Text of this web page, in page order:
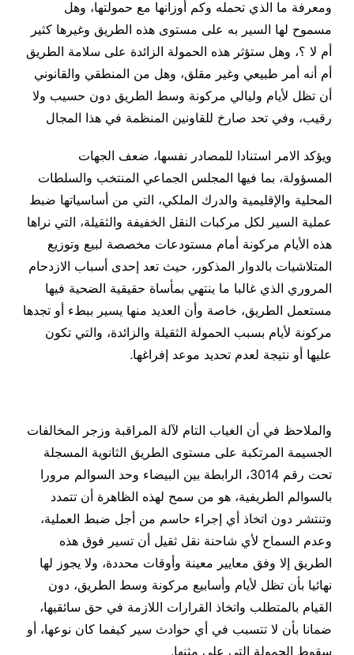
ومعرفة ما الذي تحمله وكم أوزانها مع حمولتها، وهل
مسموح لها السير به على مستوى هذه الطريق وغيرها كثير
أم لا ؟، وهل ستؤثر هذه الحمولة الزائدة على سلامة الطريق
أم أنه أمر طبيعي وغير مقلق، وهل من المنطقي والقانوني
أن تظل لأيام وليالي مركونة وسط الطريق دون حسيب ولا
رقيب، وفي تحد صارخ للقاونين المنظمة في هذا المجال
ويؤكد الامر استنادا للمصادر نفسها، ضعف الجهات
المسؤولة، بما فيها المجلس الجماعي المنتخب والسلطات
المحلية والإقليمية والدرك الملكي، التي من أساسياتها ضبط
عملية السير لكل مركبات النقل الخفيفة والثقيلة، التي نراها
هذه الأيام مركونة أمام مستودعات مخصصة لبيع وتوزيع
المتلاشيات بالدوار المذكور، حيث تعد إحدى أسباب الازدحام
المروري الذي غالبا ما ينتهي بمأساة حقيقية الضحية فيها
مستعمل الطريق، خاصة وأن العديد منها يسير ببطء أو تجدها
مركونة لأيام بسبب الحمولة الثقيلة والزائدة، والتي تكون
عليها أو نتيجة لعدم تحديد موعد إفراغها.
والملاحظ في أن الغياب التام لآلة المراقبة وزجر المخالفات
الجسيمة المرتكبة على مستوى الطريق الثانوية المسجلة
تحت رقم 3014، الرابطة بين البيضاء وحد السوالم مرورا
بالسوالم الطريفية، هو من سمح لهذه الظاهرة أن تتمدد
وتنتشر دون اتخاذ أي إجراء حاسم من أجل ضبط العملية،
وعدم السماح لأي شاحنة نقل ثقيل أن تسير فوق هذه
الطريق إلا وفق معايير معينة وأوقات محددة، ولا يجوز لها
نهائيا بأن تظل لأيام وأسابيع مركونة وسط الطريق، دون
القيام بالمتطلب واتخاذ القرارات اللازمة في حق سائقيها،
ضمانا بأن لا تتسبب في أي حوادث سير كيفما كان نوعها، أو
سقوط الحمولة التي على مثنها.